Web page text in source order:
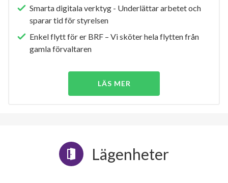
Smarta digitala verktyg - Underlättar arbetet och
sparar tid för styrelsen
Enkel flytt för er BRF – Vi sköter hela flytten från
gamla förvaltaren
LÄS MER
Lägenheter